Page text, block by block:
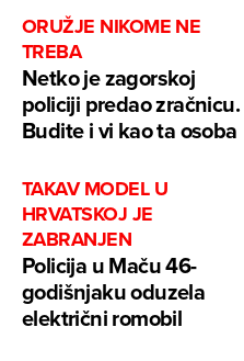
ORUŽJE NIKOME NE
TREBA
Netko je zagorskoj
policiji predao zračnicu.
Budite i vi kao ta osoba
TAKAV MODEL U
HRVATSKOJ JE
ZABRANJEN
Policija u Maču 46-
godišnjaku oduzela
električni romobil